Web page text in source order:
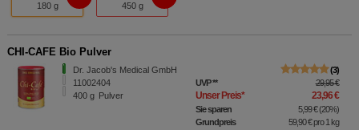
180 g 450 g
CHI-CAFE Bio Pulver
Dr. Jacob's Medical GmbH
11002404
400 g Pulver
3
UVP** 29,95 €
Unser Preis* 23,96 €
Sie sparen 5,99 €(20%)
Grundpreis
59,90 €pro 1 kg